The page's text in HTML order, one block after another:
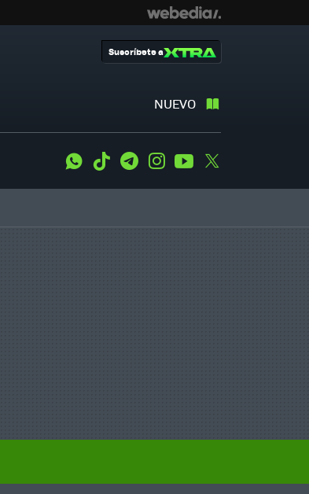
NUEVO
Suscríbete a
WhatsApp
Tiktok TelegramInstagramYoutube